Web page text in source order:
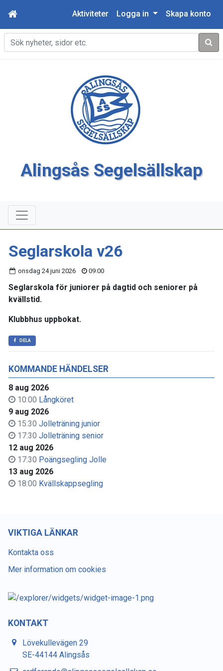
Aktiviteter Logga in Skapa konto
Sök
Alingsås Segelsällskap
KOMMANDE HÄNDELSER
8 aug 2026
10:00 Långköret
9 aug 2026
15:30 Jolleträning junior
17:30 Jolleträning senior
12 aug 2026
17:30 Poängsegling Jolle
13 aug 2026
18:00 Kvällskappsegling
Seglarskola v26
onsdag 24 juni 2026 09:00
Seglarskola för juniorer på dagtid och seniorer på
kvällstid.
Klubbhus uppbokat.
DELA
VIKTIGA LÄNKAR
Kontakta oss
Mer information om cookies
KONTAKT
Lövekullevägen 29
SE-44144 Alingsås